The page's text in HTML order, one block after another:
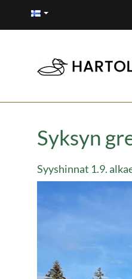
Syksyn
Syyshinnat 1.9.